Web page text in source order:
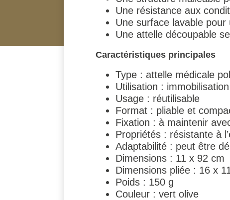
Une résistance aux
Une surface lavable
Une attelle découpable
Caractéristiques principales
Type : attelle médicale
Utilisation :
Usage : réutilisable
Format : pliable et
Fixation : à maintenir
Propriétés : résistante à
Adaptabilité : peut être
Dimensions : 11 x 92 cm
Dimensions pliée : 16 x
Poids : 150 g
Couleur : vert olive